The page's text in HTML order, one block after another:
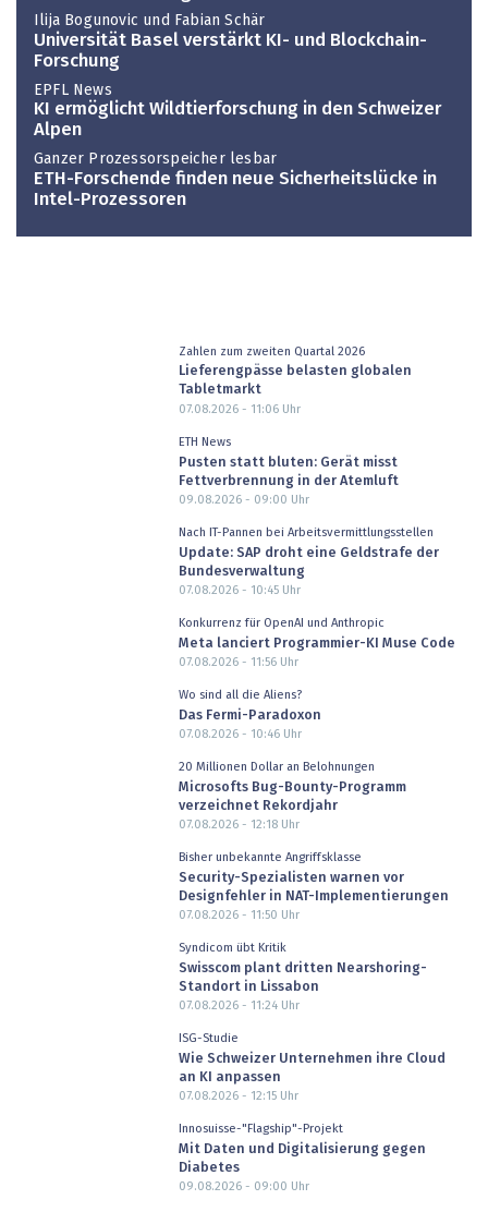
Ilija Bogunovic und Fabian Schär
Universität Basel verstärkt KI- und Blockchain-
Forschung
EPFL News
KI ermöglicht Wildtierforschung in den Schweizer
Alpen
Ganzer Prozessorspeicher lesbar
ETH-Forschende finden neue Sicherheitslücke in
Intel-Prozessoren
Zahlen zum zweiten Quartal 2026
Lieferengpässe belasten globalen
Tabletmarkt
07.08.2026 - 11:06Uhr
ETH News
Pusten statt bluten: Gerät misst
Fettverbrennung in der Atemluft
09.08.2026 - 09:00 Uhr
Nach IT-Pannen bei Arbeitsvermittlungsstellen
Update: SAP droht eine Geldstrafe der
Bundesverwaltung
07.08.2026 - 10:45Uhr
Konkurrenz für OpenAI und Anthropic
Meta lanciert Programmier-KI Muse Code
07.08.2026 - 11:56Uhr
Wo sind all die Aliens?
Das Fermi-Paradoxon
07.08.2026 - 10:46Uhr
20 Millionen Dollar an Belohnungen
Microsofts Bug-Bounty-Programm
verzeichnet Rekordjahr
07.08.2026 - 12:18Uhr
Bisher unbekannte Angriffsklasse
Security-Spezialisten warnen vor
Designfehler in NAT-Implementierungen
07.08.2026 - 11:50 Uhr
Syndicom übt Kritik
Swisscom plant dritten Nearshoring-
Standort in Lissabon
07.08.2026 - 11:24Uhr
ISG-Studie
Wie Schweizer Unternehmen ihre Cloud
an KI anpassen
07.08.2026 - 12:15Uhr
Innosuisse-"Flagship"-Projekt
Mit Daten und Digitalisierung gegen
Diabetes
09.08.2026 - 09:00 Uhr